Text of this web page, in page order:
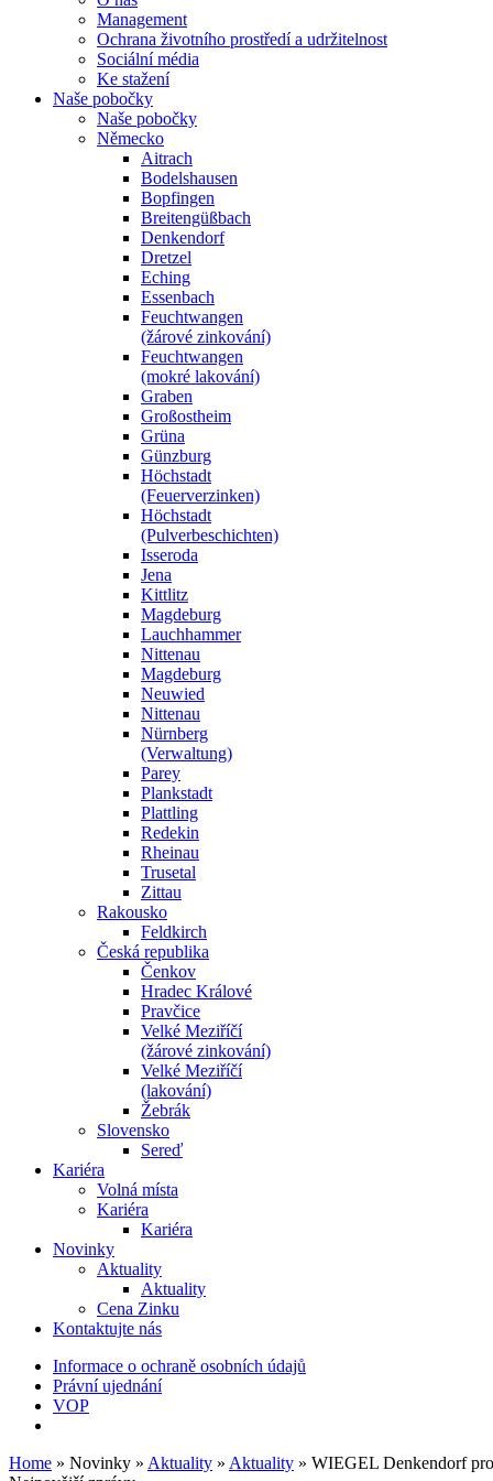
Management
Ochrana životního prostředí a udržitelnost
Sociální média
Ke stažení
Naše pobočky
Naše pobočky
Německo
Aitrach
Bodelshausen
Bopfingen
Breitengüßbach
Denkendorf
Dretzel
Eching
Essenbach
Feuchtwangen
(žárové zinkování)
Feuchtwangen
(mokré lakování)
Graben
Großostheim
Grüna
Günzburg
Höchstadt
(Feuerverzinken)
Höchstadt
(Pulverbeschichten)
Isseroda
Jena
Kittlitz
Magdeburg
Lauchhammer
Nittenau
Magdeburg
Neuwied
Nittenau
Nürnberg
(Verwaltung)
Parey
Plankstadt
Plattling
Redekin
Rheinau
Trusetal
Zittau
Rakousko
Feldkirch
Česká republika
Čenkov
Hradec Králové
Pravčice
Velké Meziříčí
(žárové zinkování)
Velké Meziříčí
(lakování)
Žebrák
Slovensko
Sereď
Kariéra
Volná místa
Kariéra
Kariéra
Novinky
Aktuality
Aktuality
Cena Zinku
Kontaktujte nás
Informace o ochraně osobních údajů
Právní ujednání
VOP
Home » Novinky » Aktuality » Aktuality » WIEGEL Denkendorf